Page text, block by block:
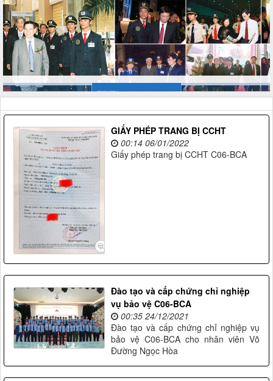
GIẤY PHÉP TRANG BỊ CCHT
00:14 06/01/2022
Giấy phép trang bị CCHT C06-BCA
Đào tạo và cấp chứng chỉ nghiệp
vụ bảo vệ C06-BCA
00:35 24/12/2021
Đào tạo và cấp chứng chỉ nghiệp vụ
bảo vệ C06-BCA cho nhân viên Võ
Đường Ngọc Hòa